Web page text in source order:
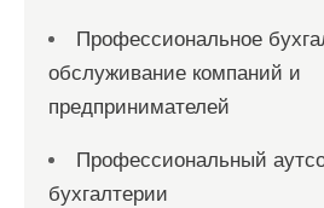
Профессиональное
обслуживание компаний и
предпринимателей
Профессиональный
бухгалтерии